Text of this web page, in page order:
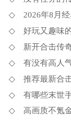
2026年8月经典
好玩又趣味的
新开合击传奇
有没有高人气
推荐最新合击
有哪些末世手
高画质不氪金手